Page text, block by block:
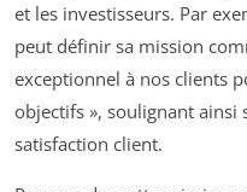
et les investisseurs. Par
peut définir sa mission
exceptionnel à nos clients
objectifs », soulignant ainsi
satisfaction client.